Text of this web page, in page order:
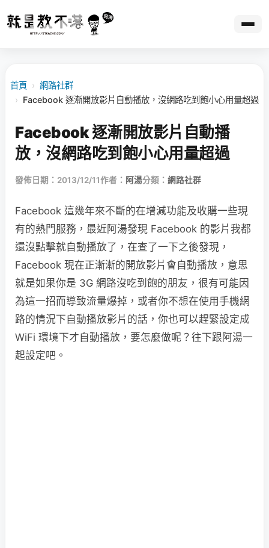
首頁 › 網路社群
› Facebook 逐漸開放影片自動播放，沒網路吃到飽小心用量超過
Facebook 逐漸開放影片自動播
放，沒網路吃到飽小心用量超過
發佈日期：2013/12/11作者： 阿湯分類： 網路社群
Facebook 這幾年來不斷的在增減功能及收購一些現
有的熱門服務，最近阿湯發現 Facebook 的影片我都
還沒點擊就自動播放了，在查了一下之後發現，
Facebook 現在正漸漸的開放影片會自動播放，意思
就是如果你是 3G 網路沒吃到飽的朋友，很有可能因
為這一招而導致流量爆掉，或者你不想在使用手機網
路的情況下自動播放影片的話，你也可以趕緊設定成
WiFi 環境下才自動播放，要怎麼做呢？往下跟阿湯一
起設定吧。